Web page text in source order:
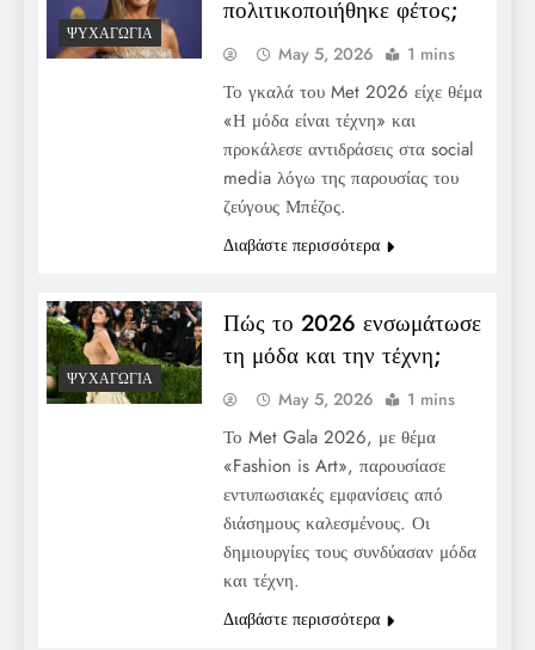
ΨΥΧΑΓΩΓΊΑ
πολιτικοποιήθηκε φέτος;
May 5, 2026 1 mins
Το γκαλά του Met 2026 είχε θέμα
«Η μόδα είναι τέχνη» και
προκάλεσε αντιδράσεις στα social
media λόγω της παρουσίας του
ζεύγους Μπέζος.
Διαβάστε περισσότερα
ΨΥΧΑΓΩΓΊΑ
Πώς το 2026 ενσωμάτωσε
τη μόδα και την τέχνη;
May 5, 2026 1 mins
Το Met Gala 2026, με θέμα
«Fashion is Art», παρουσίασε
εντυπωσιακές εμφανίσεις από
διάσημους καλεσμένους. Οι
δημιουργίες τους συνδύασαν μόδα
και τέχνη.
Διαβάστε περισσότερα